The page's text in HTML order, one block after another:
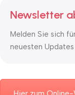
Newsletter
Melden Sie sich
neuesten
Hier zum